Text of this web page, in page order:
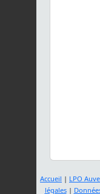
Accueil | LPO
légales|